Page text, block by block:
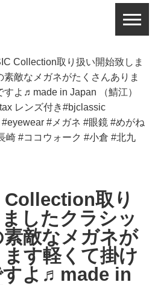
Collection取り扱い開始致しま
敵なメガネがたくさんありま
よ♬made in Japan （鯖江）
レンズ付き#bjclassic
#メガネ #眼鏡 #めがね
崎 #ココウォーク #小倉 #北九
取り
したクラシッ
敵なメガネが
す軽くて掛け
すよ♬made in